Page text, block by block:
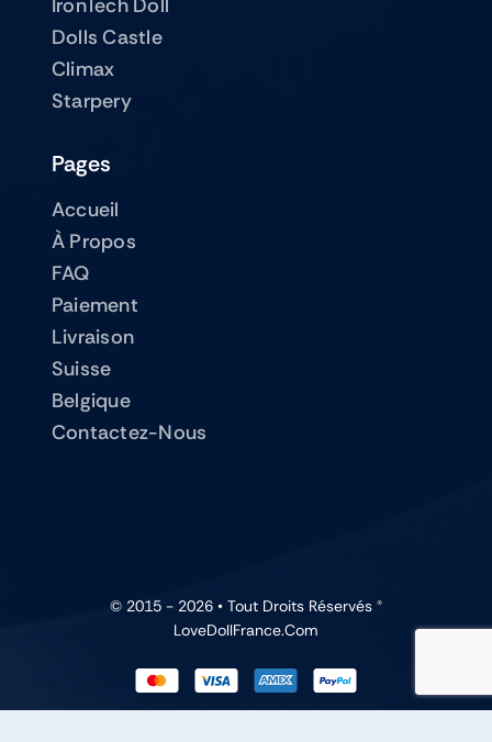
IronTech Doll
Dolls Castle
Climax
Starpery
Pages
Accueil
À Propos
FAQ
Paiement
Livraison
Suisse
Belgique
Contactez-Nous
© 2015 - 2026 • Tout Droits Réservés ®
LoveDollFrance.com